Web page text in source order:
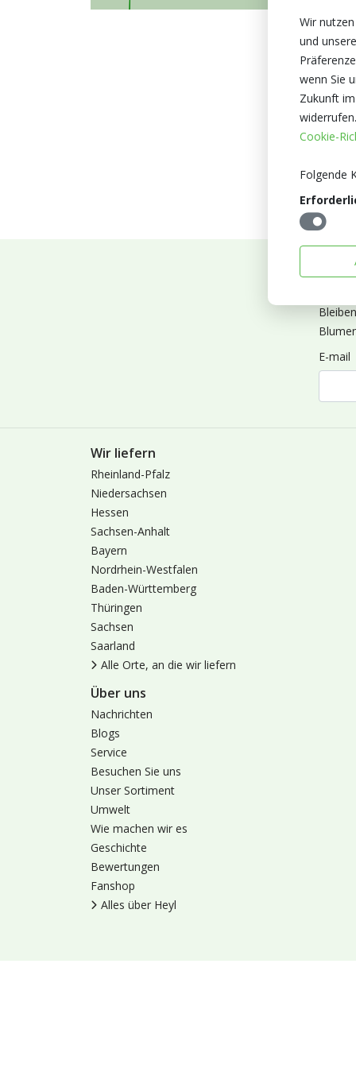
E-mail
Wir liefern
Rheinland-Pfalz
Niedersachsen
Hessen
Sachsen-Anhalt
Bayern
Nordrhein-Westfalen
Baden-Württemberg
Thüringen
Sachsen
Saarland
Alle Orte, an die wir liefern
Über uns
Nachrichten
Blogs
Service
Besuchen Sie uns
Unser Sortiment
Umwelt
Wie machen wir es
Geschichte
Bewertungen
Fanshop
Alles über Heyl
Wir
und
wenn Sie
Zukunft
Cookie-
Folgende